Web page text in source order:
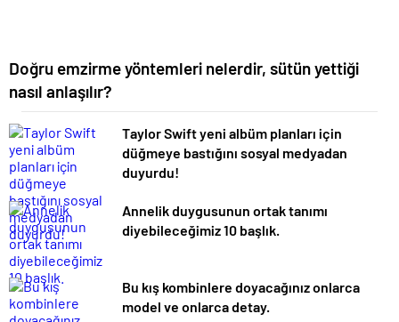
Doğru emzirme yöntemleri nelerdir, sütün yettiği
nasıl anlaşılır?
Taylor Swift yeni albüm planları için
düğmeye bastığını sosyal medyadan
duyurdu!
Annelik duygusunun ortak tanımı
diyebileceğimiz 10 başlık.
Bu kış kombinlere doyacağınız onlarca
model ve onlarca detay.